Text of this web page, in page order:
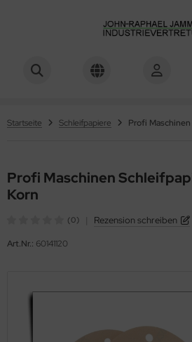
Startseite Schleifpapiere
Profi Maschinen
Korn
(0) Rezension schreiben
Art.Nr.: 60141120